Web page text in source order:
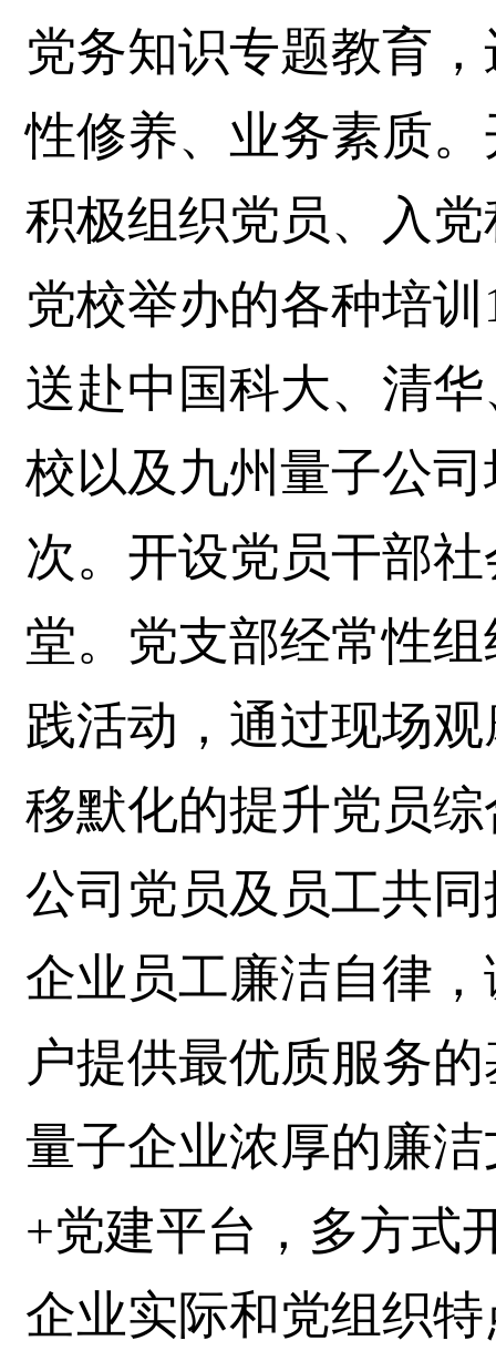
党务知识专题教育
性修养、业务素质
积极组织党员、入
党校举办的各种培
送赴中国科大、清
校以及九州量子公
次。开设党员干部
堂。党支部经常性
践活动，通过现场
移默化的提升党员
公司党员及员工共
企业员工廉洁自律
户提供最优质服务
量子企业浓厚的廉
+党建平台，多方式
企业实际和党组织